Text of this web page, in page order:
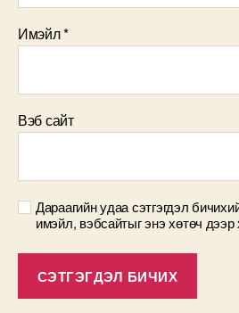
Имэйл*
Вэб сайт
Дараагийн удаа сэтгэгдэл
имэйл, вэбсайтыг энэ хөтөч дээр